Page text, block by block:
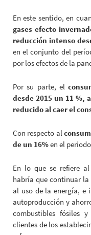
En este sentido, en
gases efecto
reducción intenso
en el conjunto del
por los efectos de la
Por su parte, el
desde 2015 un 11 %,
reducido al caer el
Con respecto al
de un 16%en el
En lo que se refiere
habría que continuar
al uso de la energía, e
autoproducción y
combustibles fósiles
clientes de los